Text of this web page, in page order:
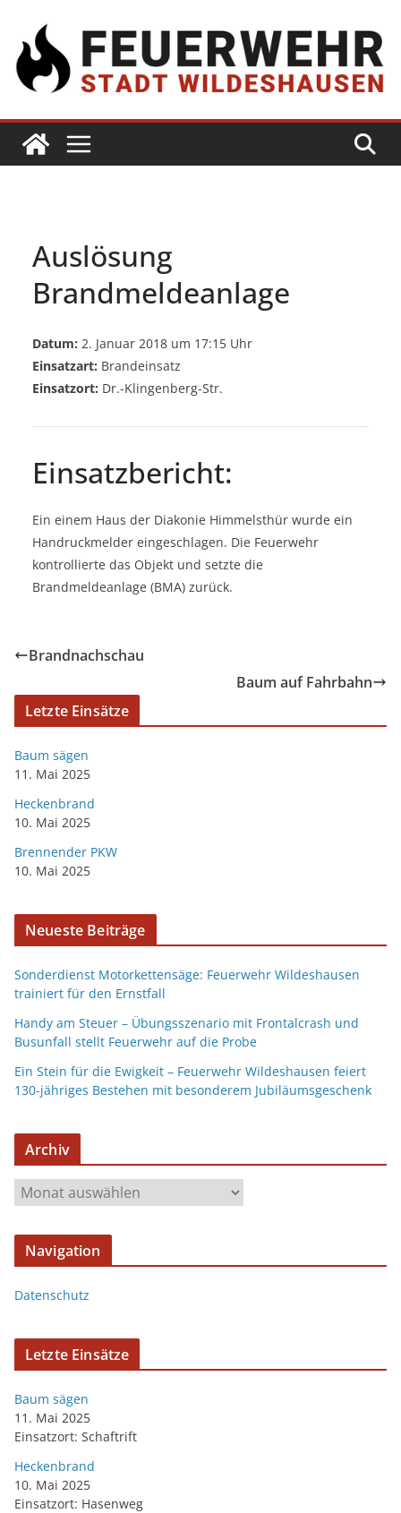
Auslösung
Brandmeldeanlage
Datum: 2. Januar 2018 um 17:15 Uhr
Einsatzart: Brandeinsatz
Einsatzort: Dr.-Klingenberg-Str.
Einsatzbericht:
Ein einem Haus der Diakonie Himmelsthür wurde ein
Handruckmelder eingeschlagen. Die Feuerwehr
kontrollierte das Objekt und setzte die
Brandmeldeanlage (BMA) zurück.
Brandnachschau
Baum auf Fahrbahn
Letzte Einsätze
Baum sägen
11. Mai 2025
Heckenbrand
10. Mai 2025
Brennender PKW
10. Mai 2025
Neueste Beiträge
Sonderdienst Motorkettensäge: Feuerwehr Wildeshausen
trainiert für den Ernstfall
Handy am Steuer – Übungsszenario mit Frontalcrash und
Busunfall stellt Feuerwehr auf die Probe
Ein Stein für die Ewigkeit – Feuerwehr Wildeshausen feiert
130-jähriges Bestehen mit besonderem Jubiläumsgeschenk
Archiv
Navigation
Datenschutz
Letzte Einsätze
Baum sägen
11. Mai 2025
Einsatzort: Schaftrift
Heckenbrand
10. Mai 2025
Einsatzort: Hasenweg